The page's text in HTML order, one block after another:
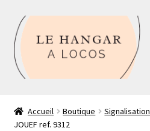
Aller
à
la
navigation
Aller
au
contenu
Boutique
Accueil Boutique Signalisation
JOUEF ref. 9312